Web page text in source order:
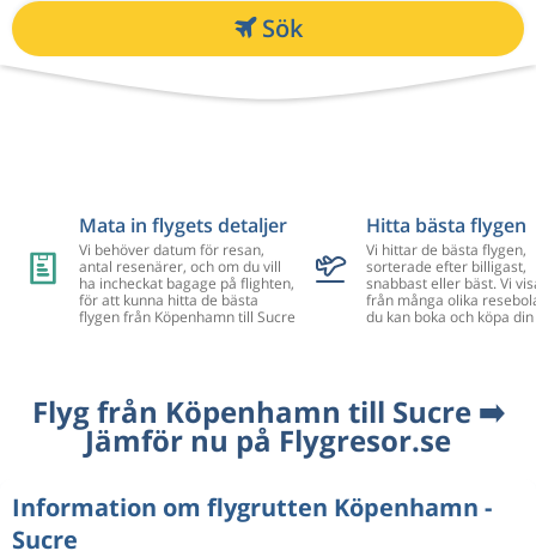
Sök
Mata in flygets detaljer
Vi behöver datum för resan,
antal resenärer, och om du vill
ha incheckat bagage på flighten,
för att kunna hitta de bästa
flygen från Köpenhamn till Sucre
Hitta bästa flygen
Vi hittar de bästa flygen,
sorterade efter billigast,
snabbast eller bäst. Vi
från många olika
du kan boka och köpa
Flyg från Köpenhamn till Sucre ➡️
Jämför nu på Flygresor.se
Information om flygrutten Köpenhamn -
Sucre